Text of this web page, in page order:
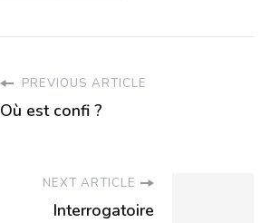
PREVIOUS ARTICLE
Où est confi ?
NEXT ARTICLE
Interrogatoire